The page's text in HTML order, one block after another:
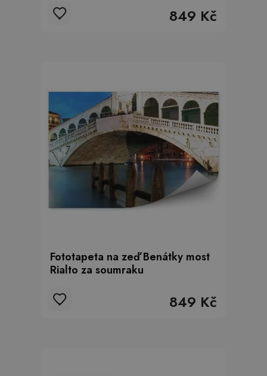
849 Kč
Fototapeta na zeď Benátky most
Rialto za soumraku
849 Kč